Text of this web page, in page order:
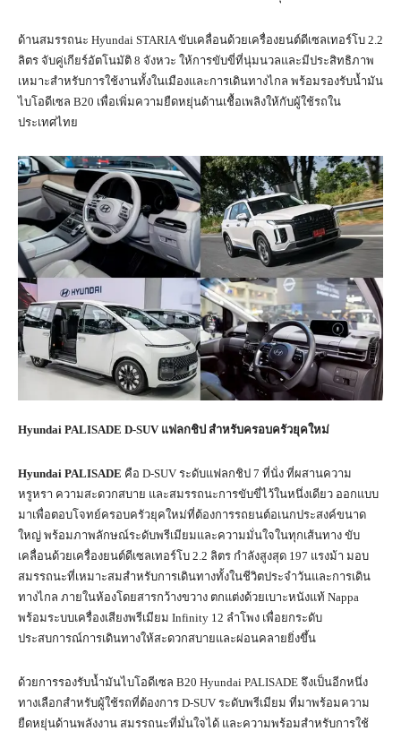
ด้านสมรรถนะ Hyundai STARIA ขับเคลื่อนด้วยเครื่องยนต์ดีเซลเทอร์โบ 2.2
ลิตร จับคู่เกียร์อัตโนมัติ 8 จังหวะ ให้การขับขี่ที่นุ่มนวลและมีประสิทธิภาพ
เหมาะสำหรับการใช้งานทั้งในเมืองและการเดินทางไกล พร้อมรองรับน้ำมัน
ไบโอดีเซล B20 เพื่อเพิ่มความยืดหยุ่นด้านเชื้อเพลิงให้กับผู้ใช้รถใน
ประเทศไทย
Hyundai PALISADE D-SUV แฟลกชิป สำหรับครอบครัวยุคใหม่
Hyundai PALISADE คือ D-SUV ระดับแฟลกชิป 7 ที่นั่ง ที่ผสานความ
หรูหรา ความสะดวกสบาย และสมรรถนะการขับขี่ไว้ในหนึ่งเดียว ออกแบบ
มาเพื่อตอบโจทย์ครอบครัวยุคใหม่ที่ต้องการรถยนต์อเนกประสงค์ขนาด
ใหญ่ พร้อมภาพลักษณ์ระดับพรีเมียมและความมั่นใจในทุกเส้นทาง ขับ
เคลื่อนด้วยเครื่องยนต์ดีเซลเทอร์โบ 2.2 ลิตร กำลังสูงสุด 197 แรงม้า มอบ
สมรรถนะที่เหมาะสมสำหรับการเดินทางทั้งในชีวิตประจำวันและการเดิน
ทางไกล ภายในห้องโดยสารกว้างขวาง ตกแต่งด้วยเบาะหนังแท้ Nappa
พร้อมระบบเครื่องเสียงพรีเมียม Infinity 12 ลำโพง เพื่อยกระดับ
ประสบการณ์การเดินทางให้สะดวกสบายและผ่อนคลายยิ่งขึ้น
ด้วยการรองรับน้ำมันไบโอดีเซล B20 Hyundai PALISADE จึงเป็นอีกหนึ่ง
ทางเลือกสำหรับผู้ใช้รถที่ต้องการ D-SUV ระดับพรีเมียม ที่มาพร้อมความ
ยืดหยุ่นด้านพลังงาน สมรรถนะที่มั่นใจได้ และความพร้อมสำหรับการใช้